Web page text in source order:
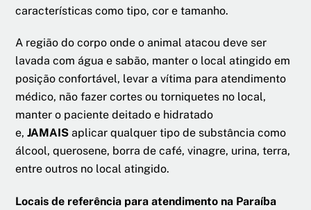
características como tipo, cor e tamanho.
A região do corpo onde o animal atacou deve ser
lavada com água e sabão, manter o local atingido em
posição confortável, levar a vítima para atendimento
médico, não fazer cortes ou torniquetes no local,
manter o paciente deitado e hidratado
e, JAMAIS aplicar qualquer tipo de substância como
álcool, querosene, borra de café, vinagre, urina, terra,
entre outros no local atingido.
Locais de referência para atendimento na Paraíba